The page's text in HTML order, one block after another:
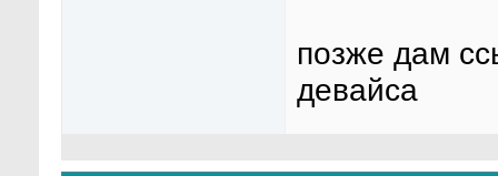
позже дам
девайса